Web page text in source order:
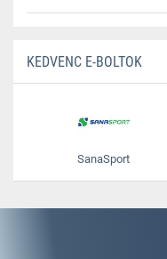
KEDVENC E-BOLTOK
SanaSport